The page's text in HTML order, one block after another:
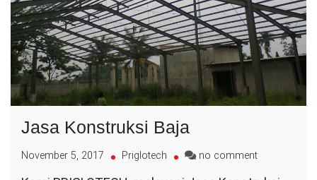
Jasa Konstruksi Baja
November 5, 2017 Priglotech no commenton